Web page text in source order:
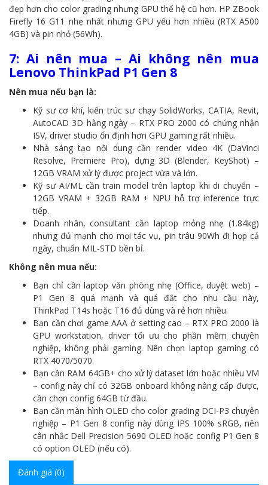
đẹp hơn cho color grading nhưng GPU thế hệ cũ hơn. HP ZBook
Firefly 16 G11 nhẹ nhất nhưng GPU yếu hơn nhiều (RTX A500
4GB) và pin nhỏ (56Wh).
7: Ai nên mua – Ai không nên mua
Lenovo ThinkPad P1 Gen 8
Nên mua nếu bạn là:
Kỹ sư cơ khí, kiến trúc sư chạy SolidWorks, CATIA, Revit,
AutoCAD 3D hằng ngày – RTX PRO 2000 có chứng nhận
ISV, driver studio ổn định hơn GPU gaming rất nhiều.
Nhà sáng tạo nội dung cần render video 4K (DaVinci
Resolve, Premiere Pro), dựng 3D (Blender, KeyShot) –
12GB VRAM xử lý được project vừa và lớn.
Kỹ sư AI/ML cần train model trên laptop khi di chuyển –
12GB VRAM + 32GB RAM + NPU hỗ trợ inference trực
tiếp.
Doanh nhân, consultant cần laptop mỏng nhẹ (1.84kg)
nhưng đủ mạnh cho mọi tác vụ, pin trâu 90Wh đi họp cả
ngày, chuẩn MIL-STD bền bỉ.
Không nên mua nếu:
Bạn chỉ cần laptop văn phòng nhẹ (Office, duyệt web) –
P1 Gen 8 quá mạnh và quá đắt cho nhu cầu này,
ThinkPad T14s hoặc T16 đủ dùng và rẻ hơn nhiều.
Bạn cần chơi game AAA ở setting cao – RTX PRO 2000 là
GPU workstation, driver tối ưu cho phần mềm chuyên
nghiệp, không phải gaming. Nên chọn laptop gaming có
RTX 4070/5070.
Bạn cần RAM 64GB+ cho xử lý dataset lớn hoặc nhiều VM
– config này chỉ có 32GB onboard không nâng cấp được,
cần chọn config 64GB từ đầu.
Bạn cần màn hình OLED cho color grading DCI-P3 chuyên
nghiệp – P1 Gen 8 config này dùng IPS 100% sRGB, nên
cân nhắc Dell Precision 5690 OLED hoặc config P1 Gen 8
có option OLED (nếu có).
Đánh giá (0)